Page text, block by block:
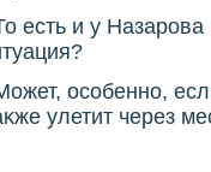
есть и у
особенно,
улетит через